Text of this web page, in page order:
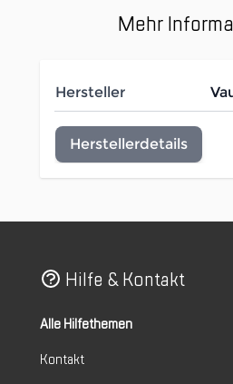
Mehr
Hersteller
Herstellerdetails
Hilfe & Kontakt
Alle Hilfethemen
Kontakt